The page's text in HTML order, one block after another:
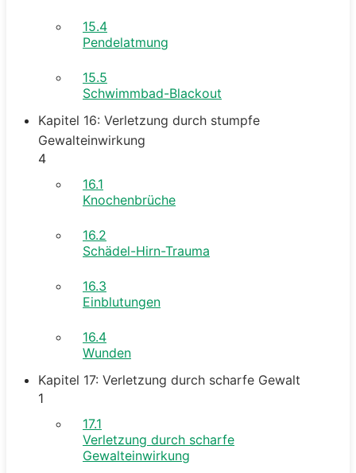
15.4
Pendelatmung
15.5
Schwimmbad-Blackout
Kapitel 16: Verletzung durch stumpfe
Gewalteinwirkung
4
16.1
Knochenbrüche
16.2
Schädel-Hirn-Trauma
16.3
Einblutungen
16.4
Wunden
Kapitel 17: Verletzung durch scharfe Gewalt
1
17.1
Verletzung durch scharfe
Gewalteinwirkung